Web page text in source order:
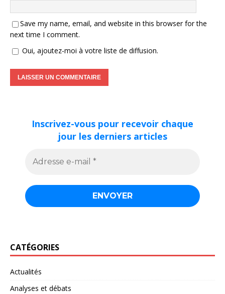
Save my name, email, and website in this browser for the
next time I comment.
Oui, ajoutez-moi à votre liste de diffusion.
Inscrivez-vous pour recevoir chaque
jour les derniers articles
CATÉGORIES
Actualités
Analyses et débats